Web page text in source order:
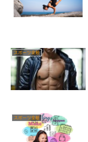
スポーツ全般
スポーツ全般